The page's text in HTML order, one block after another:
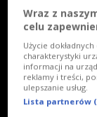
Wraz z
celu
Użycie
charakterystyki
informacji na
reklamy i treści,
ulepszanie usług.
Lista partnerów